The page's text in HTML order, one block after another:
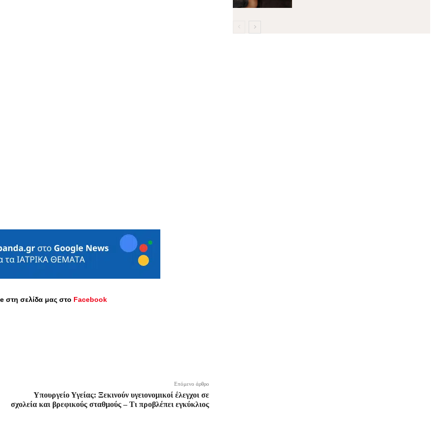
στη σελίδα μας στο Facebook
Επόμενο άρθρο
Υπουργείο Υγείας: Ξεκινούν υγειονομικοί έλεγχοι σε
σχολεία και βρεφικούς σταθμούς – Τι προβλέπει εγκύκλιος